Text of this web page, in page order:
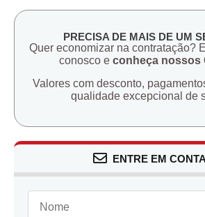
PRECISA DE MAIS DE UM
Quer economizar na contratação?
conosco e conheça nossos
Valores com desconto,
qualidade excepcional de
ENTRE EM